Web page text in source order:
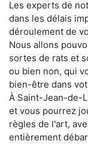
Les experts de
dans les délais
déroulement de
Nous allons
sortes de rats et
ou bien non, qui
bien-être dans
À Saint-Jean-de-
et vous pourrez
règles de l'art,
entièrement